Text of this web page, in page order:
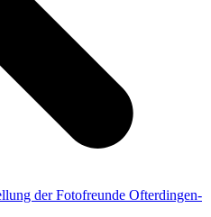
der Fotofreunde Ofterdingen-